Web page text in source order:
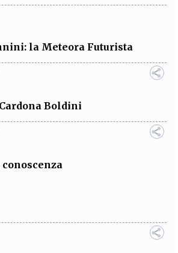
la Meteora Futurista
Boldini